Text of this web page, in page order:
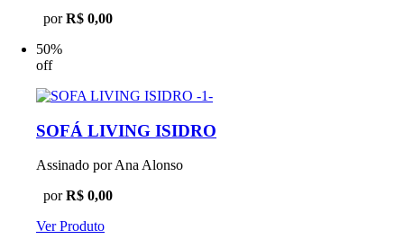
porR$ 0,00
50%
off
SOFÁ LIVING ISIDRO
Assinado por Ana Alonso
porR$ 0,00
Ver Produto